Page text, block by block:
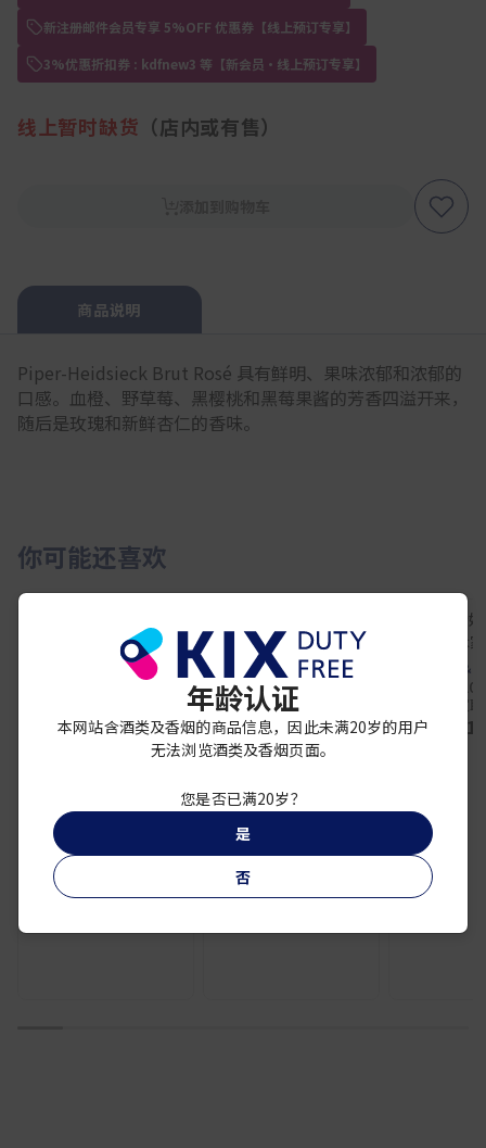
新注册邮件会员专享 5%OFF 优惠券【线上预订专享】
3%优惠折扣券 : kdfnew3 等【新会员・线上预订专享】
线上暂时缺货 （店内或有售）
商品说明
Piper-Heidsieck Brut Rosé 具有鲜明、果味浓郁和浓郁的
口感。血橙、野草莓、黑樱桃和黑莓果酱的芳香四溢开来，
随后是玫瑰和新鲜杏仁的香味。
你可能还喜欢
BRUT ECOYL DF
波美利路易丝特酿
2005 年礼盒装
¥ 32,500
MOET &
凯歌贵妇
艺术家
¥
年龄认证
本网站含酒类及香烟的商品信息，因此未满20岁的用户
无法浏览酒类及香烟页面。
您是否已满20岁？
是
否